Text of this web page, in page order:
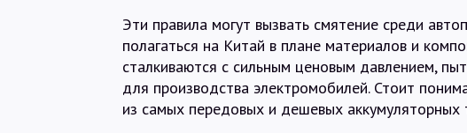
Эти правила могут вызвать смятение среди
полагаться на Китай в плане материалов и
сталкиваются с сильным ценовым давлением,
для производства электромобилей. Стоит
из самых передовых и дешевых аккумуляторных